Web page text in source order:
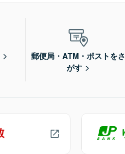
郵便局・ATM・ポストをさ
がす